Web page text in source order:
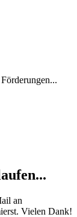
an
Vielen Dank!